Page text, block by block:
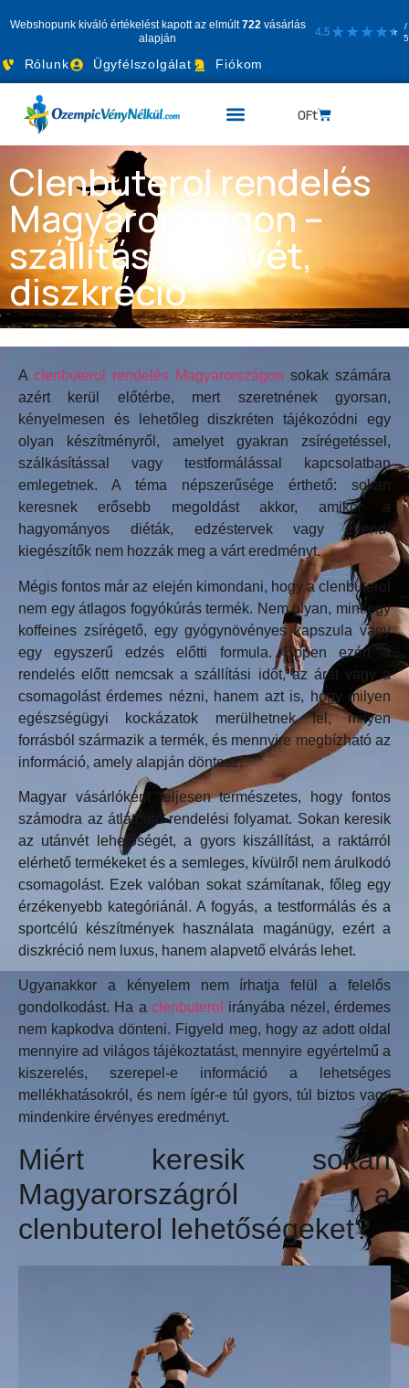
Webshopunk kiváló értékelést kapott az elmúlt722vásárlás
alapján
4.5 ★★★★★
★
/
5
Rólunk Ügyfélszolgálat Fiókom
0Ft
Clenbuterol rendelés
Magyarországon –
szállítás, utánvét,
diszkréció
A clenbuterol rendelés Magyarországon sokak számára
azért kerül előtérbe, mert szeretnének gyorsan,
kényelmesen és lehetőleg diszkréten tájékozódni egy
olyan készítményről, amelyet gyakran zsírégetéssel,
szálkásítással vagy testformálással kapcsolatban
emlegetnek. A téma népszerűsége érthető: sokan
keresnek erősebb megoldást akkor, amikor a
hagyományos diéták, edzéstervek vagy étrend-
kiegészítők nem hozzák meg a várt eredményt.
Mégis fontos már az elején kimondani, hogy a clenbuterol
nem egy átlagos fogyókúrás termék. Nem olyan, mint egy
koffeines zsírégető, egy gyógynövényes kapszula vagy
egy egyszerű edzés előtti formula. Éppen ezért a
rendelés előtt nemcsak a szállítási időt, az árat vagy a
csomagolást érdemes nézni, hanem azt is, hogy milyen
egészségügyi kockázatok merülhetnek fel, milyen
forrásból származik a termék, és mennyire megbízható az
információ, amely alapján döntesz.
Magyar vásárlóként teljesen természetes, hogy fontos
számodra az átlátható rendelési folyamat. Sokan keresik
az utánvét lehetőségét, a gyors kiszállítást, a raktárról
elérhető termékeket és a semleges, kívülről nem árulkodó
csomagolást. Ezek valóban sokat számítanak, főleg egy
érzékenyebb kategóriánál. A fogyás, a testformálás és a
sportcélú készítmények használata magánügy, ezért a
diszkréció nem luxus, hanem alapvető elvárás lehet.
Ugyanakkor a kényelem nem írhatja felül a felelős
gondolkodást. Ha a clenbuterol
irányába nézel, érdemes
nem kapkodva dönteni. Figyeld meg, hogy az adott oldal
mennyire ad világos tájékoztatást, mennyire egyértelmű a
kiszerelés, szerepel-e információ a lehetséges
mellékhatásokról, és nem ígér-e túl gyors, túl biztos vagy
mindenkire érvényes eredményt.
Miért keresik sokan
Magyarországról a
clenbuterol lehetőségeket?